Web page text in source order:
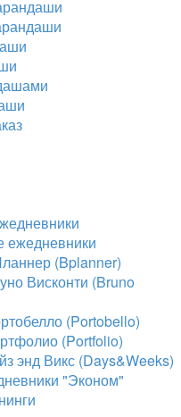
ежедневники
(Bplanner)
Висконти (Bruno
(Portobello)
(Portfolio)
энд Викс (Days&Weeks)
"Эконом"